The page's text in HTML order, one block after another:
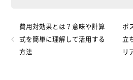
ボ
立
リ
費用対効果とは？意味や計算
式を簡単に理解して活用する
方法